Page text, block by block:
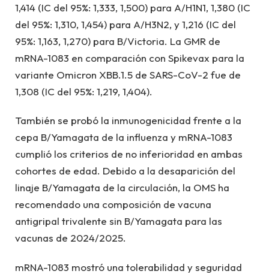
1,414 (IC del 95%: 1,333, 1,500) para A/H1N1, 1,380 (IC
del 95%: 1,310, 1,454) para A/H3N2, y 1,216 (IC del
95%: 1,163, 1,270) para B/Victoria. La GMR de
mRNA-1083 en comparación con Spikevax para la
variante Omicron XBB.1.5 de SARS-CoV-2 fue de
1,308 (IC del 95%: 1,219, 1,404).
También se probó la inmunogenicidad frente a la
cepa B/Yamagata de la influenza y mRNA-1083
cumplió los criterios de no inferioridad en ambas
cohortes de edad. Debido a la desaparición del
linaje B/Yamagata de la circulación, la OMS ha
recomendado una composición de vacuna
antigripal trivalente sin B/Yamagata para las
vacunas de 2024/2025.
mRNA-1083 mostró una tolerabilidad y seguridad